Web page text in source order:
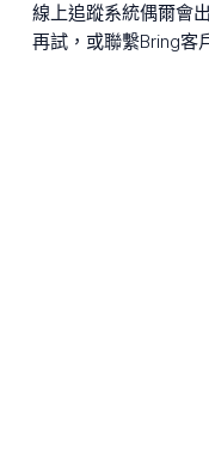
線上追蹤系統偶爾會
再試，或聯繫Bring客